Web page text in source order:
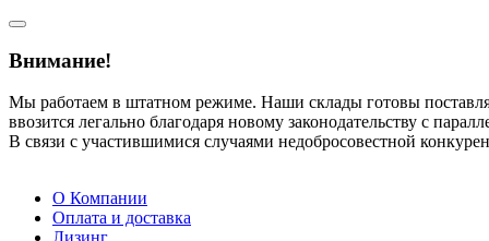
Внимание!
Мы работаем в штатном режиме. Наши склады готовы
ввозится легально благодаря новому законодательству с
В связи с участившимися случаями недобросовестной
О Компании
Оплата и доставка